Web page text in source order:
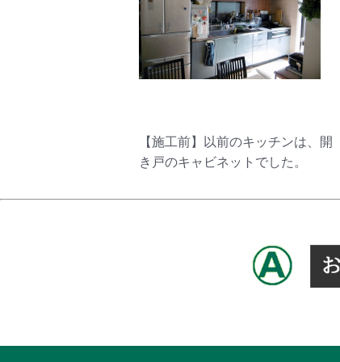
【施工前】以前のキッチンは、開
き戸のキャビネットでした。